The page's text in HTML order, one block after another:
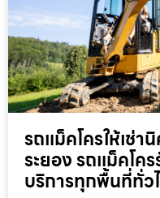
รถแม็คโครให้เช่า
ระยอง รถแม็คโค
บริการทุกพื้นที่ทั่ว